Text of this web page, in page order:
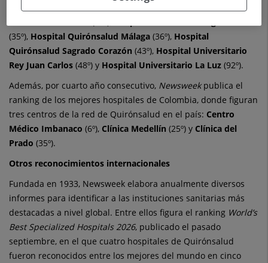
Hospital Universitario Quirónsalud Madrid
(35º), Hospital Quirónsalud Málaga (36º), Hospital
Quirónsalud Sagrado Corazón (43º), Hospital Universitario
Rey Juan Carlos (48º) y Hospital Universitario La Luz (92º).
Además, por cuarto año consecutivo, Newsweekpublica el
ranking de los mejores hospitales de Colombia, donde figuran
tres centros de la red de Quirónsalud en el país: Centro
Médico Imbanaco (6º), Clínica Medellín (25º) y Clínica del
Prado (35º).
Otros reconocimientos internacionales
Fundada en 1933, Newsweek elabora anualmente diversos
informes para identificar a las instituciones sanitarias más
destacadas a nivel global. Entre ellos figura el ranking World’s
Best Specialized Hospitals 2026, publicado el pasado
septiembre, en el que cuatro hospitales de Quirónsalud
fueron reconocidos entre los mejores del mundo en cinco